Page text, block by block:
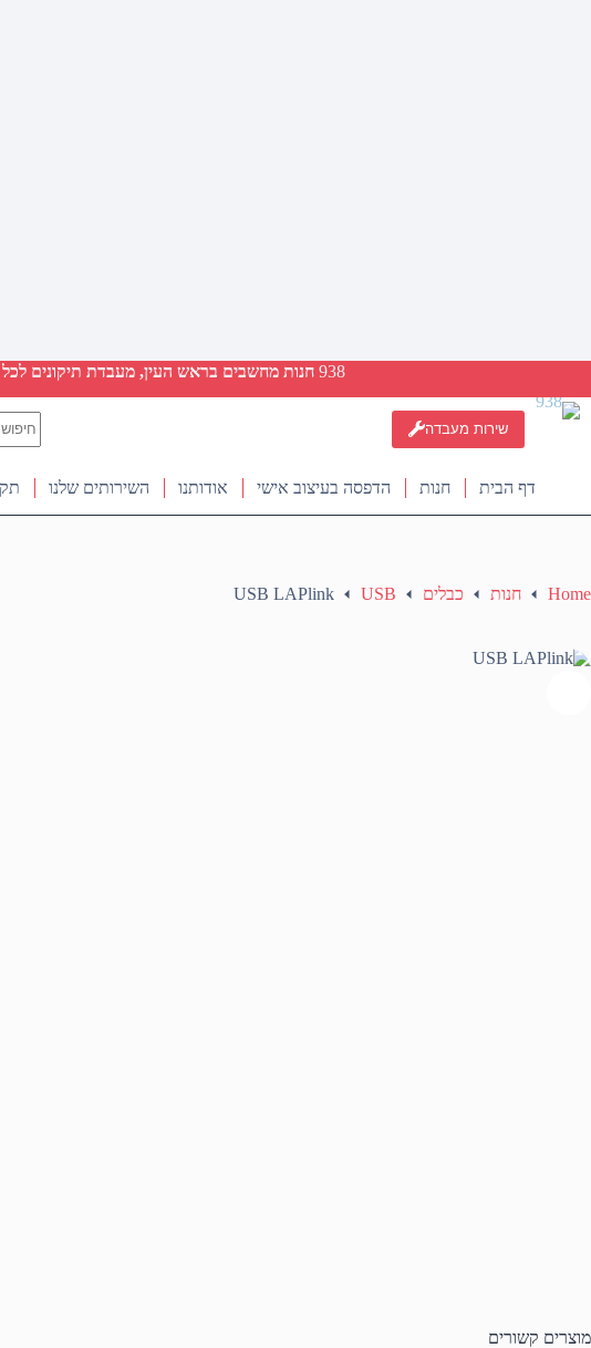
938 חנות מחשבים בראש העין, מעבדת תיקונים לכל
שירות מעבדה
results
דף הבית
חנות הדפסה בעיצוב אישי אודותנו השירותים שלנו
Home חנות כבלים USB
USB LAPlink
מוצרים קשורים